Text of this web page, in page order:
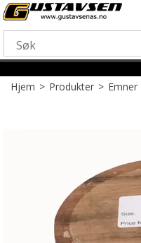
Hjem>Produkter>Emner